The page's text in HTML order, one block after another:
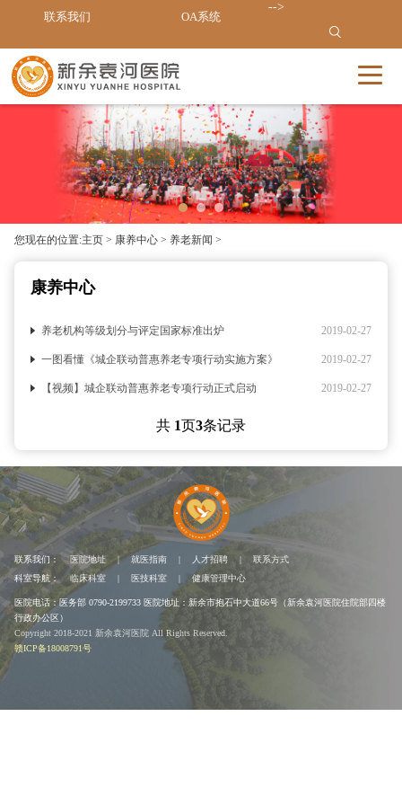
联系我们 OA系统
-->
您现在的位置:主页> 康养中心> 养老新闻 >
康养中心
2019-02-27
养老机构等级划分与评定国家标准出炉
2019-02-27
一图看懂《城企联动普惠养老专项行动实施方案》
2019-02-27
【视频】城企联动普惠养老专项行动正式启动
共 1页3条记录
联系我们： 医院地址 | 就医指南 | 人才招聘 |
联系方式
科室导航：
临床科室 | 医技科室 | 健康管理中心
医院电话：医务部 0790-2199733 医院地址：新余市抱石中大道66号（新余袁河医院住院部四楼
行政办公区）
Copyright 2018-2021 新余袁河医院 All Rights Reserved.
赣ICP备18008791号